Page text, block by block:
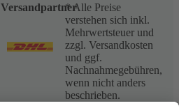
Versandpartner* Alle Preise
verstehen sich inkl.
Mehrwertsteuer und
zzgl. Versandkosten
und ggf.
Nachnahmegebühren,
wenn nicht anders
beschrieben.